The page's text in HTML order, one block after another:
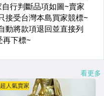
看更多
超人氣賣家